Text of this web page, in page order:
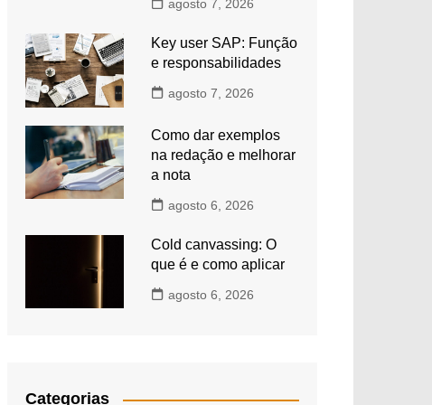
agosto 7, 2026
Key user SAP: Função
e responsabilidades
agosto 7, 2026
Como dar exemplos
na redação e melhorar
a nota
agosto 6, 2026
Cold canvassing: O
que é e como aplicar
agosto 6, 2026
Categorias